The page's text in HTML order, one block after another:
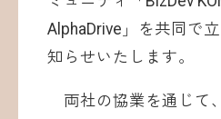
AlphaDrive」を共同で
知らせいたします。
両社の協業を通じて